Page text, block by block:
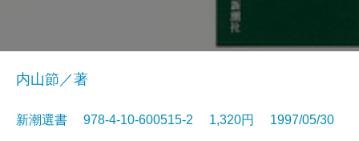
内山節／著
新潮選書 978-4-10-600515-2 1,320円 1997/05/30